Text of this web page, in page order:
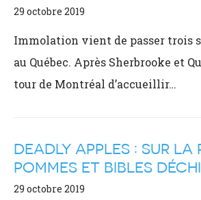
29 octobre 2019
Immolation vient de passer trois
au Québec. Après Sherbrooke et
tour de Montréal d’accueillir…
DEADLY APPLES : SUR LA
POMMES ET BIBLES
29 octobre 2019